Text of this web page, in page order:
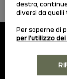
Piè di
Manuali utente
destra,
diversi da quelli
Per saperne di
per l’utilizzo